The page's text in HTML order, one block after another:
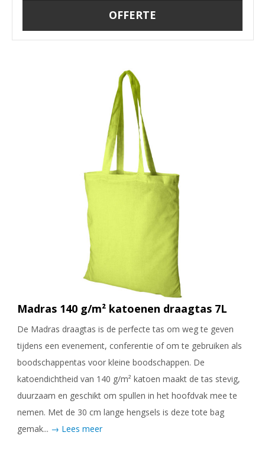
OFFERTE
Madras 140 g/m² katoenen draagtas 7L
De Madras draagtas is de perfecte tas om weg te geven
tijdens een evenement, conferentie of om te gebruiken als
boodschappentas voor kleine boodschappen. De
katoendichtheid van 140 g/m² katoen maakt de tas stevig,
duurzaam en geschikt om spullen in het hoofdvak mee te
nemen. Met de 30 cm lange hengsels is deze tote bag
gemak... → Lees meer